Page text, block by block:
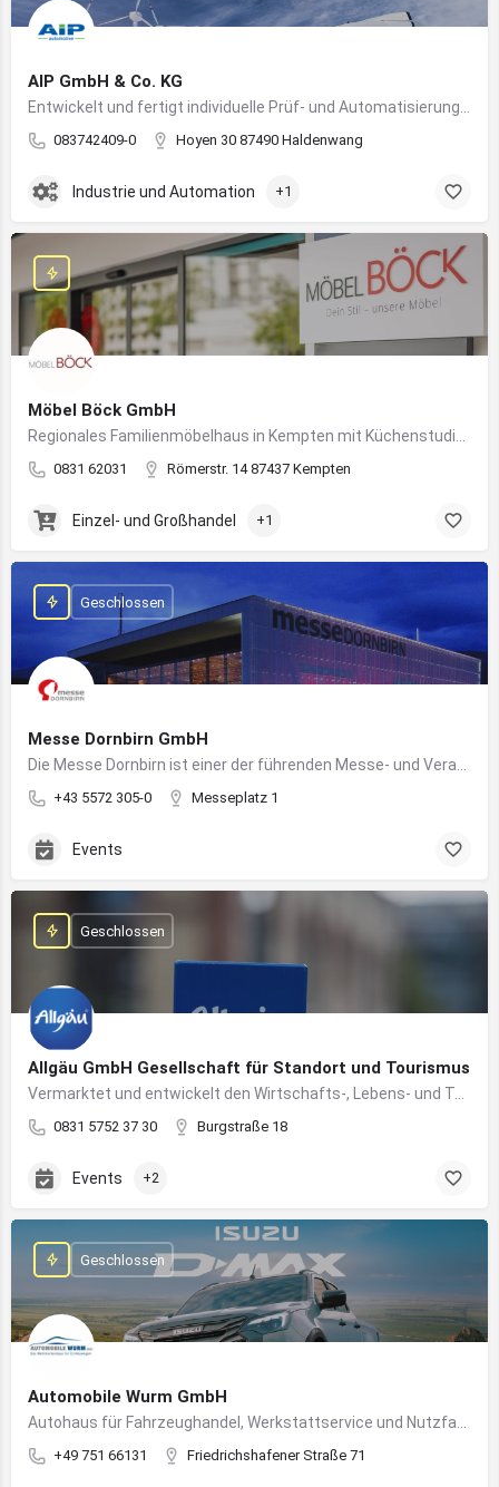
AIP GmbH & Co. KG
083742409-0 Hoyen 30 87490 Haldenwang
Industrie und Automation +1
Möbel Böck GmbH
0831 62031 Römerstr. 14 87437 Kempten
Einzel- und Großhandel +1
Messe Dornbirn GmbH
+43 5572 305-0 Messeplatz 1
Geschlossen
Events
Allgäu GmbH Gesellschaft für Standort und Tourismus
0831 5752 37 30 Burgstraße 18
Geschlossen
Events +2
Automobile Wurm GmbH
+49 751 66131 Friedrichshafener Straße 71
Geschlossen